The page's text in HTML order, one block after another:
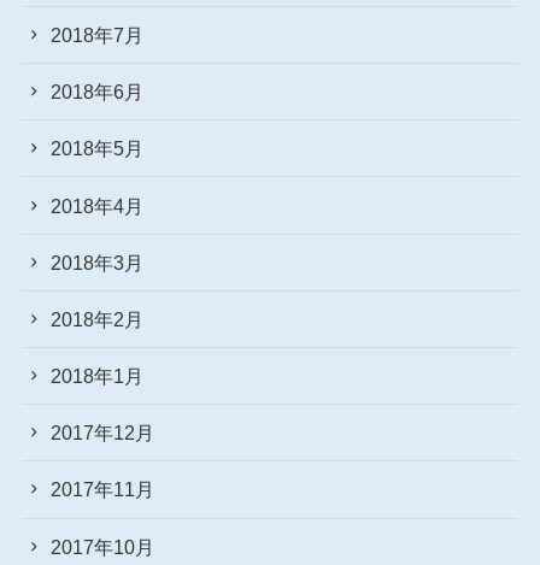
2018年7月
2018年6月
2018年5月
2018年4月
2018年3月
2018年2月
2018年1月
2017年12月
2017年11月
2017年10月